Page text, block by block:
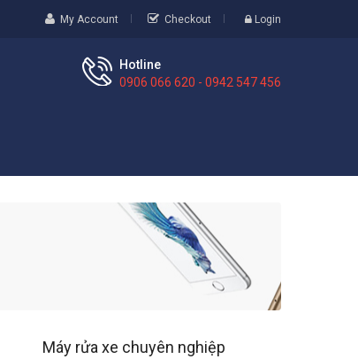
My Account Checkout Login
Hotline
0906 066 620 - 0942 547 456
Máy rửa xe chuyên nghiệp